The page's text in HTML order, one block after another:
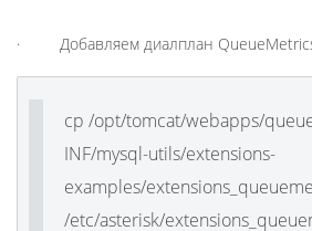
· Добавляем диалплан
cp /opt/tomcat/webapps/
INF/mysql-utils/extensions-
examples/
/etc/asterisk/